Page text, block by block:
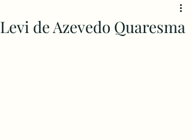
Levi de Azevedo Quaresma